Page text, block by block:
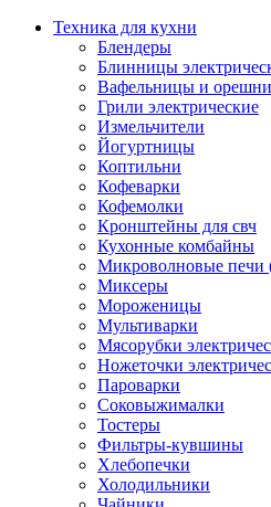
Техника для кухни
Блендеры
Блинницы
Вафельницы и
Грили электрические
Измельчители
Йогуртницы
Коптильни
Кофеварки
Кофемолки
Кронштейны для свч
Кухонные комбайны
Микроволновые
Миксеры
Мороженицы
Мультиварки
Мясорубки
Ножеточки
Пароварки
Соковыжималки
Тостеры
Фильтры-кувшины
Хлебопечки
Холодильники